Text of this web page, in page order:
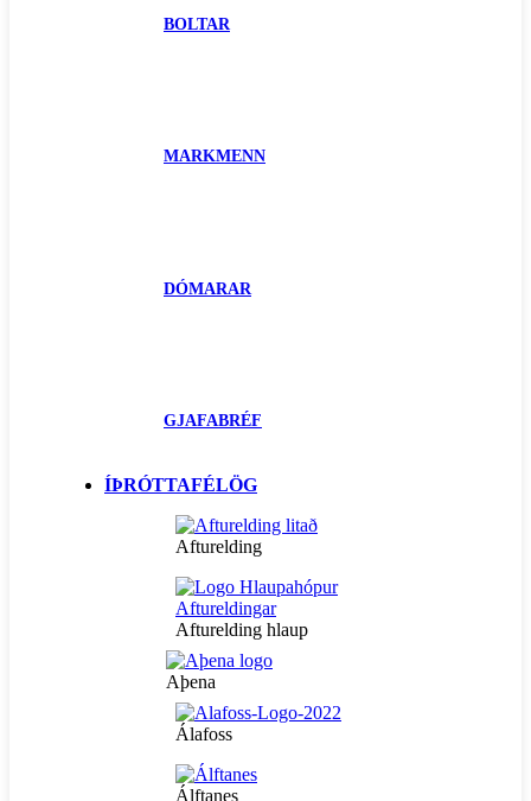
BOLTAR
MARKMENN
DÓMARAR
GJAFABRÉF
ÍÞRÓTTAFÉLÖG
Afturelding
Afturelding hlaup
Aþena
Álafoss
Álftanes